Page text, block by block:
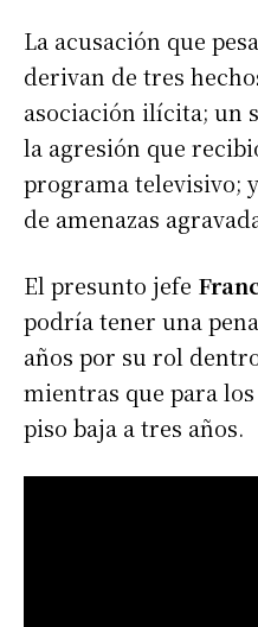
La acusación que
derivan de tres
asociación ilícita; un
la agresión que
programa televisivo;
de amenazas
El presunto jefe
podría tener una
años por su rol
mientras que para
piso baja a tres años.